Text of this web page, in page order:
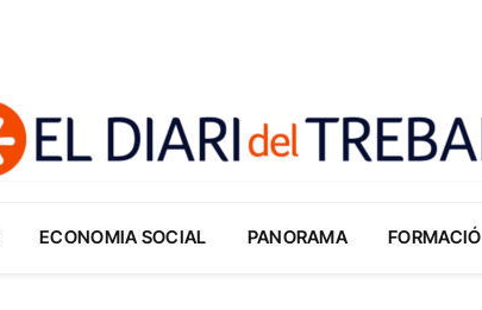
ECONOMIA SOCIAL PANORAMA FORMACIÓ